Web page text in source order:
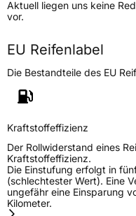
Lastindex111
Höchstlast1090 kg
Generelle Merkmale
Fahrzeugtyp
VerwendungWinterreifen
ModellnameIcecruiser 2
FahrzeugartPKW & SUV
Weitere Eigenschaften
Aktuell liegen uns keine
vor.
EU Reifenlabel
Die Bestandteile des EU
Kraftstoffeffizienz
Der Rollwiderstand eines
Kraftstoffeffizienz.
Die Einstufung erfolgt in
(schlechtester Wert). Eine
ungefähr eine Einsparung
Kilometer.